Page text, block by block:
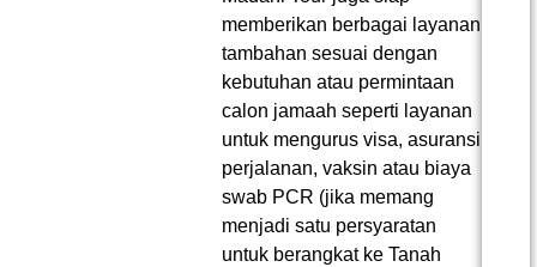
memberikan berbagai layanan
tambahan sesuai dengan
kebutuhan atau permintaan
calon jamaah seperti layanan
untuk mengurus visa, asuransi
perjalanan, vaksin atau biaya
swab PCR (jika memang
menjadi satu persyaratan
untuk berangkat ke Tanah